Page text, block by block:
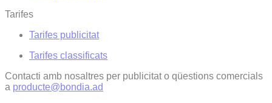
Tarifes
Tarifes publicitat
Tarifes classificats
Contacti amb nosaltres per publicitat o qüestions comercials
a producte@bondia.ad